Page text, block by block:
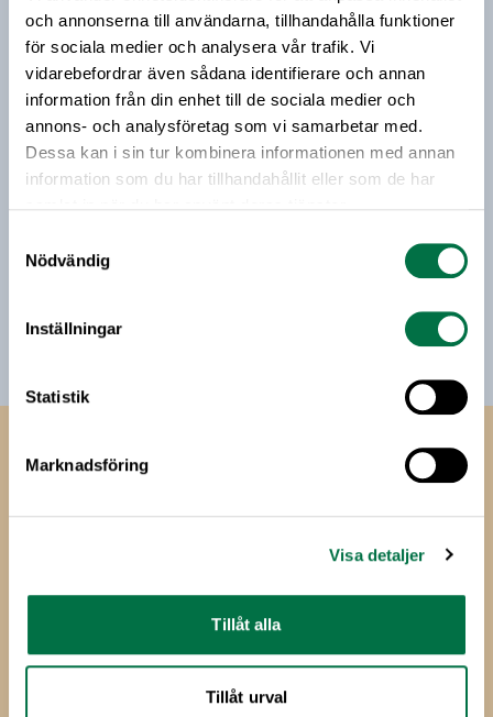
och annonserna till användarna, tillhandahålla funktioner
för sociala medier och analysera vår trafik. Vi
vidarebefordrar även sådana identifierare och annan
information från din enhet till de sociala medier och
annons- och analysföretag som vi samarbetar med.
Dessa kan i sin tur kombinera informationen med annan
information som du har tillhandahållit eller som de har
Nödvändig
Inställningar
Statistik
Marknadsföring
Visa detaljer
Tillåt alla
Tillåt urval
riktar sig till alla med ett intresse för
livsmedelsföretagande och den svenska
livsmedelsbranschen. När du anmäler dig till vårt
nyhetsbrev godkänner du Livsmedelsföretagens
hantering av personuppgifter.
E-post:
Jag vill få relevant information från Livsmedelsföretagen
till min inkorg. Livsmedelsföretagen ska inte dela eller
avsluta prenumerationen.
Livsmedels­företagen
Besök: Storgatan 19
Telefon: 08-762 65 00